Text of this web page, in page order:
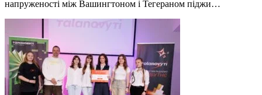
напруженості між Вашингтоном і Тегераном піджи…